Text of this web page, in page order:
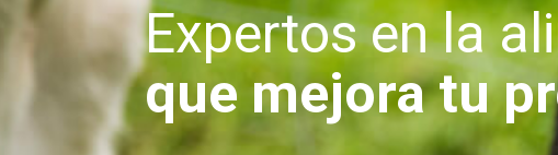
Expertos en la
que mejora tu